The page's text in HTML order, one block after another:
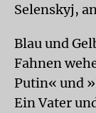
Selenskyj,
Blau und
Fahnen
Putin« und
Ein Vater